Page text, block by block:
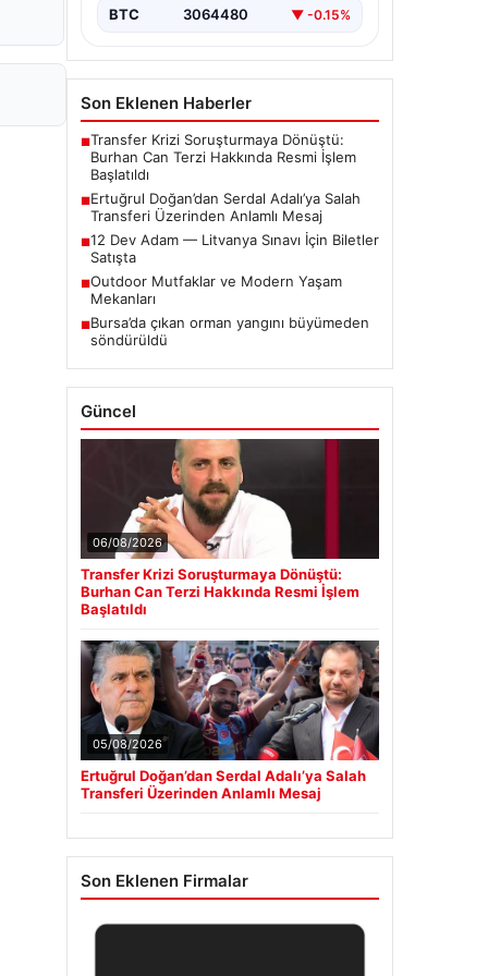
BTC 3064480 ▼ -0.15%
Son Eklenen Haberler
■Transfer Krizi Soruşturmaya Dönüştü:
Burhan Can Terzi Hakkında Resmi İşlem
Başlatıldı
■Ertuğrul Doğan’dan Serdal Adalı’ya Salah
Transferi Üzerinden Anlamlı Mesaj
■12 Dev Adam — Litvanya Sınavı İçin Biletler
Satışta
■Outdoor Mutfaklar ve Modern Yaşam
Mekanları
■Bursa’da çıkan orman yangını büyümeden
söndürüldü
Güncel
06/08/2026
Transfer Krizi Soruşturmaya Dönüştü:
Burhan Can Terzi Hakkında Resmi İşlem
Başlatıldı
05/08/2026
Ertuğrul Doğan’dan Serdal Adalı’ya Salah
Transferi Üzerinden Anlamlı Mesaj
Son Eklenen Firmalar